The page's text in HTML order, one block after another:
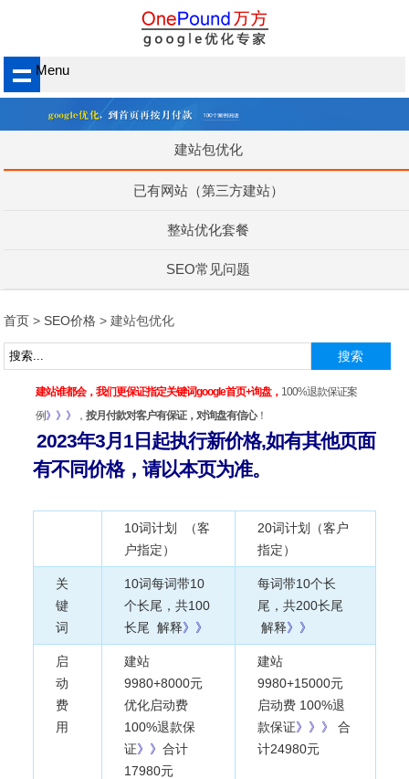
Menu
建站包优化
已有网站（第三方建站）
整站优化套餐
SEO常见问题
首页 > SEO价格 > 建站包优化
建站谁都会，我们更保证指定关键词google首页+询盘， 100%退款保证案
例》》》 ， 按月付款对客户有保证，对询盘有信心！
2023年3月1日起执行新价格,如有其他页面
有不同价格，请以本页为准。
10词计划 （客
户指定）
20词计划（客户
指定）
关
键
词
10词每词带10
个长尾，共100
长尾 解释》》
每词带10个长
尾，共200长尾
解释》 》
启
动
费
用
建站
9980+8000元
优化启动费
100%退款保
证》》 合计
17980元
建站
9980+15000元
启动费 100%退
款保证》》》
合
计24980元